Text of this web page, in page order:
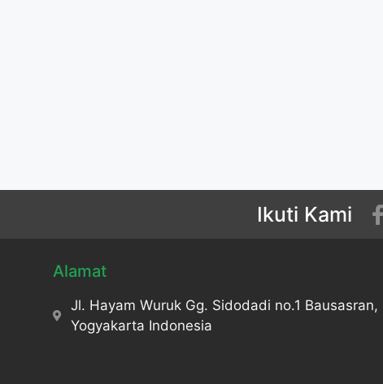
Ikuti Kami
Alamat
Jl. Hayam Wuruk Gg. Sidodadi no.1 Bausasran,
Yogyakarta Indonesia